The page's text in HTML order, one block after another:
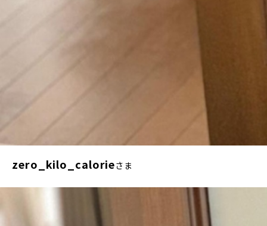
zero_kilo_calorieさま